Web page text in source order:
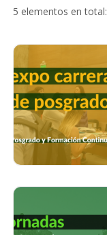
5 elementos en total: